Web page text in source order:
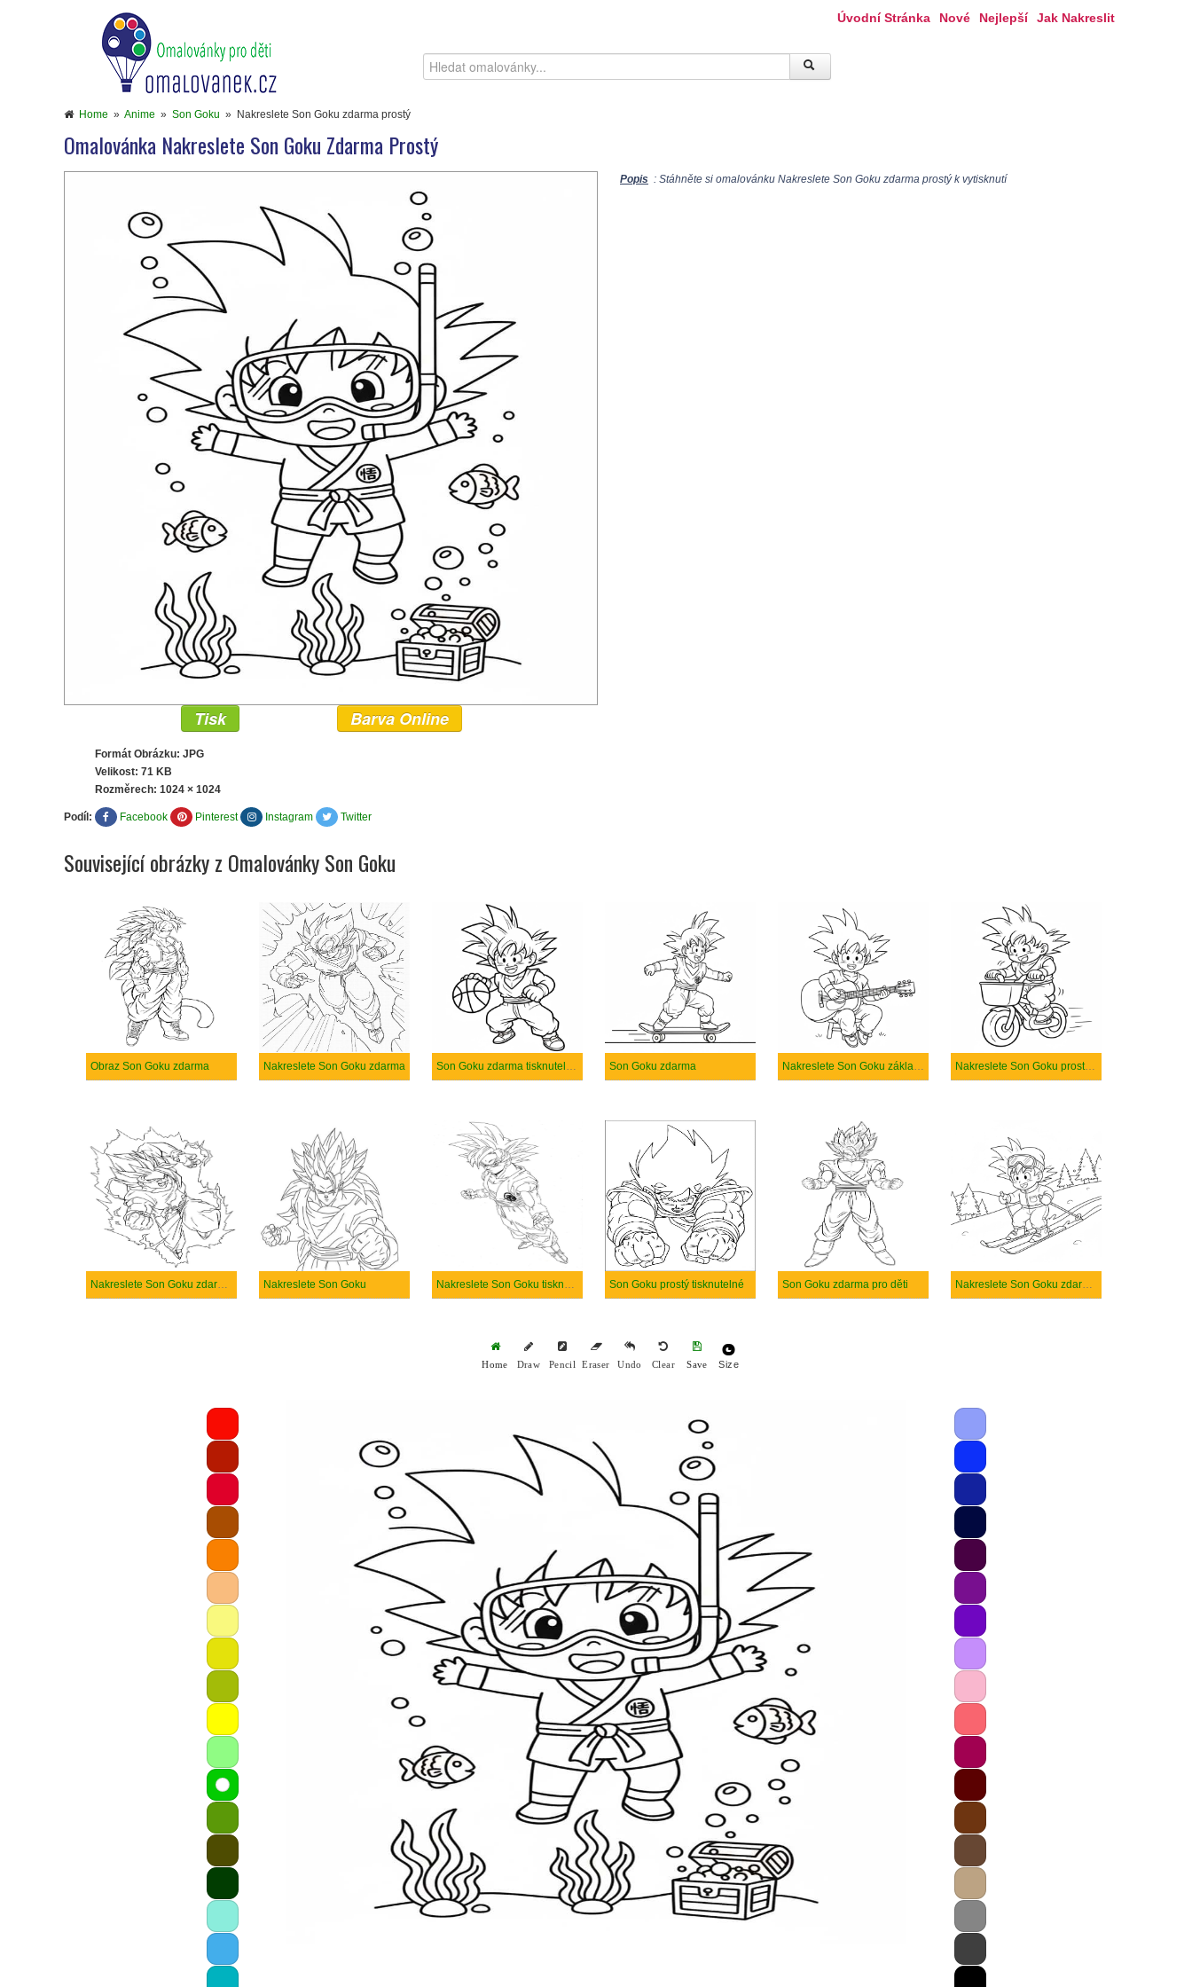
Úvodní Stránka Nové Nejlepší Jak Nakreslit
Home » Anime » Son Goku » Nakreslete Son Goku zdarma prostý
Omalovánka Nakreslete Son Goku Zdarma Prostý
Popis : Stáhněte si omalovánku Nakreslete Son Goku zdarma prostý k vytisknutí
Tisk Barva Online
Formát Obrázku: JPG
Velikost: 71 KB
Rozměrech: 1024 × 1024
Podíl: Facebook Pinterest Instagram Twitter
Související obrázky z Omalovánky Son Goku
Obraz Son Goku zdarma Nakreslete Son Goku zdarma Son Goku zdarma tisknutelné pro děti Son Goku zdarma Nakreslete Son Goku základní tisknutelné Nakreslete Son Goku prostý tisknutelné
Nakreslete Son Goku zdarma základní Nakreslete Son Goku Nakreslete Son Goku tisknutelné Son Goku prostý tisknutelné Son Goku zdarma pro děti Nakreslete Son Goku zdarma prostý tisknutelné
Home Draw Pencil Eraser Undo Clear Save Size